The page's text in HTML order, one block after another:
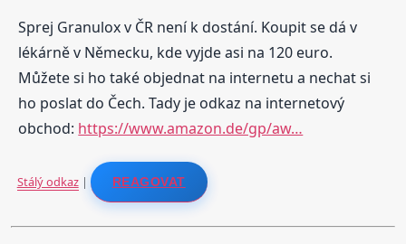
Sprej Granulox v ČR není k dostání. Koupit se dá v
lékárně v Německu, kde vyjde asi na 120 euro.
Můžete si ho také objednat na internetu a nechat si
ho poslat do Čech. Tady je odkaz na internetový
obchod: https://www.amazon.de/gp/aw…
Stálý odkaz| REAGOVAT